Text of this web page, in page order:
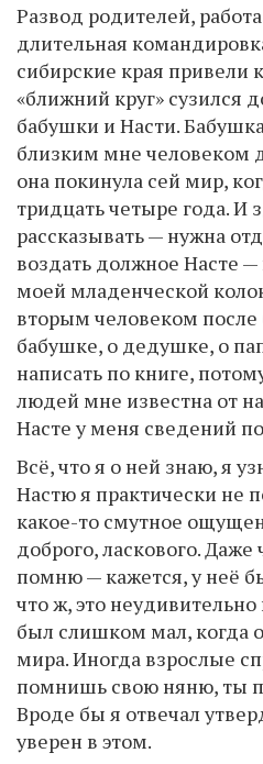
Развод родителей,
длительная
сибирские края привели
«ближний круг» сузился
бабушки и Насти.
близким мне человеком
она покинула сей мир,
тридцать четыре года. И
рассказывать — нужна
воздать должное Насте —
моей младенческой
вторым человеком
бабушке, о дедушке, о
написать по книге,
людей мне известна от
Насте у меня сведений
Всё, что я о ней знаю, я
Настю я практически не
какое-то смутное
доброго, ласкового. Даже
помню — кажется, у неё
что ж, это
был слишком мал, когда
мира. Иногда взрослые
помнишь свою няню, ты
Вроде бы я отвечал
уверен в этом.